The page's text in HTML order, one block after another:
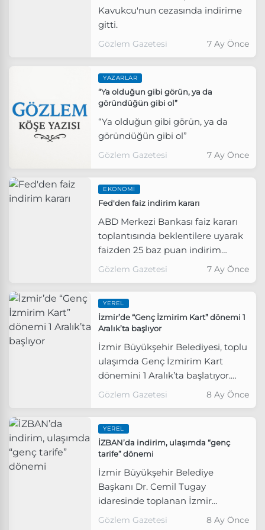
Kavukcu'nun cezasında indirime
gitti.
Gözlem Gazetesi 7 Ay Önce
YAZARLAR
“Ya olduğun gibi görün, ya da
göründüğün gibi ol”
“Ya olduğun gibi görün, ya da
göründüğün gibi ol”
Gözlem Gazetesi 7 Ay Önce
EKONOMI
Fed'den faiz indirim kararı
ABD Merkezi Bankası faiz kararı
toplantısında beklentilere uyarak
faizden 25 baz puan indirim
yaparak 3,75 seviyesini kabul etti.
Gözlem Gazetesi 7 Ay Önce
YEREL
İzmir’de “Genç İzmirim Kart” dönemi 1
Aralık’ta başlıyor
İzmir Büyükşehir Belediyesi, toplu
ulaşımda Genç İzmirim Kart
dönemini 1 Aralık’ta başlatıyor.
Artık öğrenci olsun olmasın 7-26
ulaşımdan indirimli yararlanacak.
Gözlem Gazetesi 8 Ay Önce
YEREL
İZBAN’da indirim, ulaşımda “genç
tarife” dönemi
İzmir Büyükşehir Belediye
Başkanı Dr. Cemil Tugay
idaresinde toplanan İzmir
Büyükşehir Belediyesi Meclisi’nde
Gözlem Gazetesi 8 Ay Önce